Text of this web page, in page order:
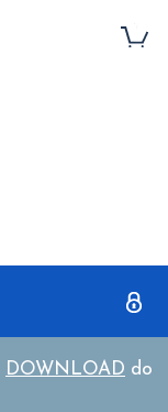
DOWNLOAD do